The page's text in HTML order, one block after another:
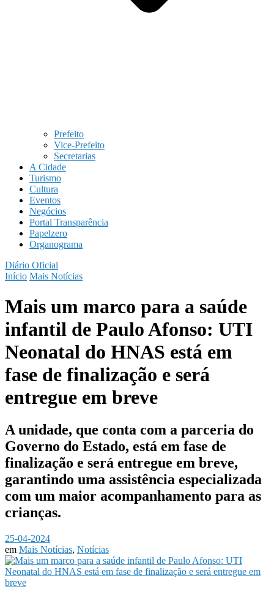
Prefeito
Vice-Prefeito
Secretarias
A Cidade
Turismo
Cultura
Eventos
Negócios
Portal Transparência
Papelzero
Organograma
Diário Oficial
Início Mais Notícias
Mais um marco para a saúde
infantil de Paulo Afonso: UTI
Neonatal do HNAS está em
fase de finalização e será
entregue em breve
A unidade, que conta com a parceria do
Governo do Estado, está em fase de
finalização e será entregue em breve,
garantindo uma assistência especializada
com um maior acompanhamento para as
crianças.
25-04-2024
em Mais Notícias, Notícias